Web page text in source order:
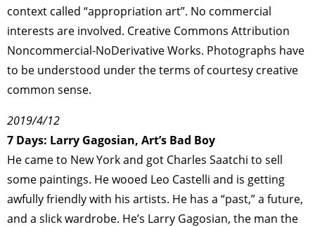
context called “appropriation art”. No commercial
interests are involved. Creative Commons Attribution
Noncommercial-NoDerivative Works. Photographs have
to be understood under the terms of courtesy creative
common sense.
2019/4/12
7 Days: Larry Gagosian, Art’s Bad Boy
He came to New York and got Charles Saatchi to sell
some paintings. He wooed Leo Castelli and is getting
awfully friendly with his artists. He has a “past,” a future,
and a slick wardrobe. He’s Larry Gagosian, the man the